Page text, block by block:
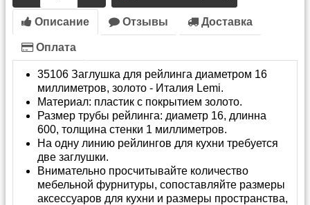
Описание Отзывы Доставка
Оплата
35106 Заглушка для рейлинга диаметром 16
миллиметров, золото - Италия Lemi.
Материал: пластик с покрытием золото.
Размер трубы рейлинга: диаметр 16, длинна
600, толщина стенки 1 миллиметров.
На одну линию рейлингов для кухни требуется
две заглушки.
Внимательно просчитывайте количество
мебельной фурнитуры, сопоставляйте размеры
аксессуаров для кухни и размеры пространства,